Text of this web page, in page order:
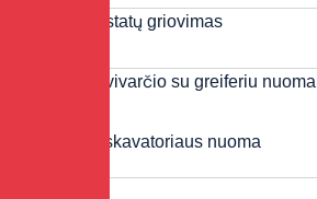
Pastatų griovimas
Savivarčio su greiferiu nuoma
Ekskavatoriaus nuoma